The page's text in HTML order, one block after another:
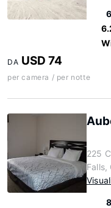
DA USD 74
per camera / per notte
225
Falls,